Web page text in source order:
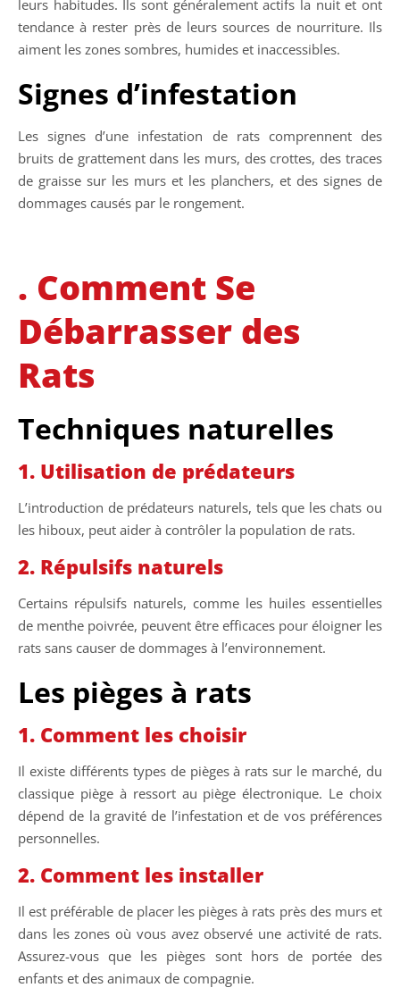
leurs habitudes. Ils sont généralement actifs la nuit et ont
tendance à rester près de leurs sources de nourriture. Ils
aiment les zones sombres, humides et inaccessibles.
Signes d’infestation
Les signes d’une infestation de rats comprennent des
bruits de grattement dans les murs, des crottes, des traces
de graisse sur les murs et les planchers, et des signes de
dommages causés par le rongement.
. Comment Se
Débarrasser des
Rats
Techniques naturelles
1. Utilisation de prédateurs
L’introduction de prédateurs naturels, tels que les chats ou
les hiboux, peut aider à contrôler la population de rats.
2. Répulsifs naturels
Certains répulsifs naturels, comme les huiles essentielles
de menthe poivrée, peuvent être efficaces pour éloigner les
rats sans causer de dommages à l’environnement.
Les pièges à rats
1. Comment les choisir
Il existe différents types de pièges à rats sur le marché, du
classique piège à ressort au piège électronique. Le choix
dépend de la gravité de l’infestation et de vos préférences
personnelles.
2. Comment les installer
Il est préférable de placer les pièges à rats près des murs et
dans les zones où vous avez observé une activité de rats.
Assurez-vous que les pièges sont hors de portée des
enfants et des animaux de compagnie.